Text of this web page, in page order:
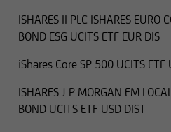
ISHARES II PLC ISHARES EURO
BOND ESG UCITS ETF EUR DIS
iShares Core SP 500 UCITS ETF
ISHARES J P MORGAN EM
BOND UCITS ETF USD DIST
costituiscono un'offerta o
confronti di cittadini
all'acquisto o alla vendita
ordini di acquisto e
britannici non verranno